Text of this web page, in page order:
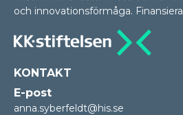
och innovationsförmåga.
KONTAKT
E-post
anna.syberfeldt@his.se